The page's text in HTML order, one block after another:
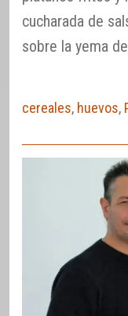
cucharada de
sobre la yema
cereales, huevos,